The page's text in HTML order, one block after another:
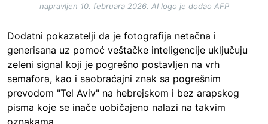
napravljen 10. februara 2026. AI logo je dodao AFP
Dodatni pokazatelji da je fotografija netačna i
generisana uz pomoć veštačke inteligencije uključuju
zeleni signal koji je pogrešno postavljen na vrh
semafora, kao i saobraćajni znak sa pogrešnim
prevodom "Tel Aviv" na hebrejskom i bez arapskog
pisma koje se inače uobičajeno nalazi na takvim
oznakama.